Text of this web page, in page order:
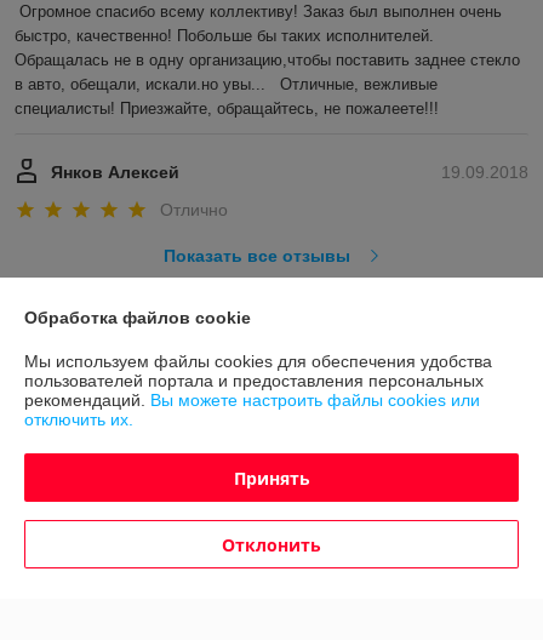
Огромное спасибо всему коллективу! Заказ был выполнен очень
быстро, качественно! Побольше бы таких исполнителей.
Обращалась не в одну организацию,чтобы поставить заднее стекло
в авто, обещали, искали.но увы...   Отличные, вежливые
специалисты! Приезжайте, обращайтесь, не пожалеете!!!
19.09.2018
Янков Алексей
Отлично
Показать все отзывы
Контакты
Доставка и оплата
Полная версия сайта
Обработка файлов cookie
Мы используем файлы cookies для обеспечения удобства
пользователей портала и предоставления персональных
рекомендаций. Вы можете настроить файлы cookies или
отключить их.
Принять
Отклонить